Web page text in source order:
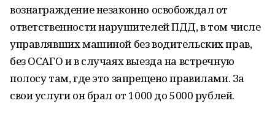
вознаграждение незаконно освобождал от
ответственности нарушителей ПДД, в том числе
управлявших машиной без водительских прав,
без ОСАГО и в случаях выезда на встречную
полосу там, где это запрещено правилами. За
свои услуги он брал от 1000 до 5000 рублей.